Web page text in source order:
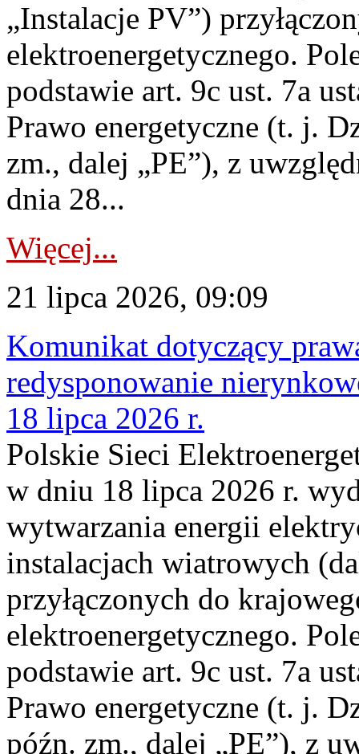
„Instalacje PV”)
elektroenergetycznego.
podstawie art. 9c ust. 7a
Prawo energetyczne (t. j.
zm., dalej „PE”), z
dnia 28...
Więcej...
21 lipca 2026, 09:09
Komunikat dotyczący
redysponowanie
18 lipca 2026 r.
Polskie Sieci
w dniu 18 lipca 2026 r.
wytwarzania energii
instalacjach wiatrowych
przyłączonych do
elektroenergetycznego.
podstawie art. 9c ust. 7a
Prawo energetyczne (t. j.
późn. zm., dalej „PE”), z